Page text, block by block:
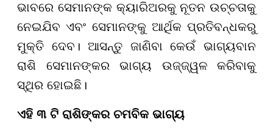
ଭାବରେ ସେମାନଙ୍କ କ୍ୟାରିଅରକୁ ନୂତନ ଉଚ୍ଚତାକୁ
ନେଇଯିବ ଏବଂ ସେମାନଙ୍କୁ ଆର୍ଥିକ ପ୍ରତିବନ୍ଧକରୁ
ମୁକ୍ତି ଦେବ। ଆସନ୍ତୁ ଜାଣିବା କେଉଁ ଭାଗ୍ୟବାନ
ରାଶି ସେମାନଙ୍କର ଭାଗ୍ୟ ଉଜ୍ଜ୍ୱଳ କରିବାକୁ
ସ୍ଥିର ହୋଇଛି।
ଏହି ୩ ଟି ରାଶିଙ୍କର ଚମବିକ ଭାଗ୍ୟ